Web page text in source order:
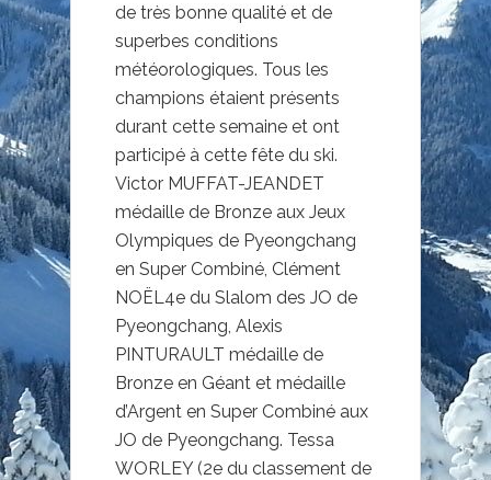
de très bonne qualité et de
superbes conditions
météorologiques. Tous les
champions étaient présents
durant cette semaine et ont
participé à cette fête du ski.
Victor MUFFAT-JEANDET
médaille de Bronze aux Jeux
Olympiques de Pyeongchang
en Super Combiné, Clément
NOËL4e du Slalom des JO de
Pyeongchang, Alexis
PINTURAULT médaille de
Bronze en Géant et médaille
d’Argent en Super Combiné aux
JO de Pyeongchang. Tessa
WORLEY (2e du classement de